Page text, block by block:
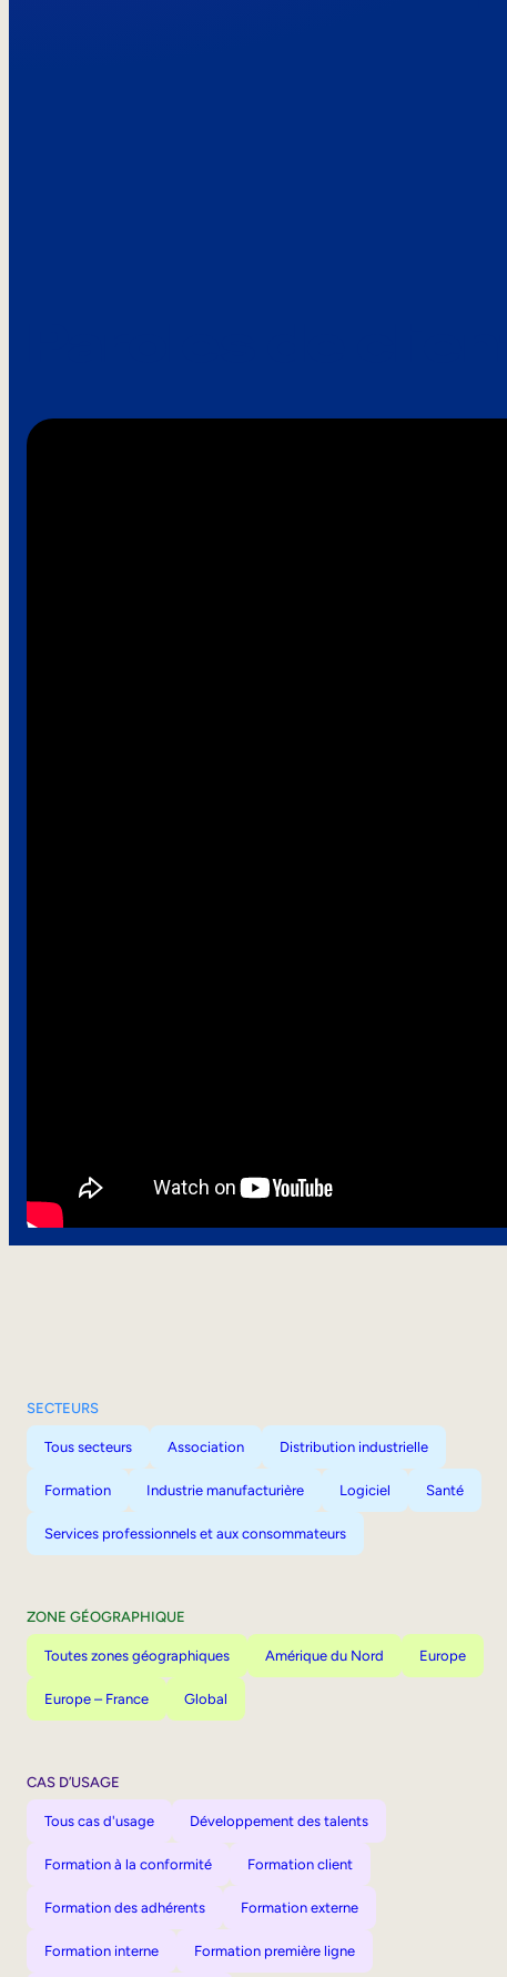
SECTEURS
Tous secteurs Association Distribution industrielle
Formation Industrie manufacturière Logiciel Santé
Services professionnels et aux consommateurs
ZONE GÉOGRAPHIQUE
Toutes zones géographiques Amérique du Nord Europe
Europe – France Global
CAS D’USAGE
Tous cas d'usage Développement des talents
Formation à la conformité Formation client
Formation des adhérents Formation externe
Formation interne Formation première ligne